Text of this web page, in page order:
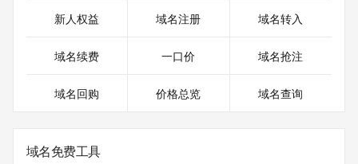
新人权益 域名注册 域名转入
域名续费 一口价 域名抢注
域名回购 价格总览 域名查询
域名免费工具